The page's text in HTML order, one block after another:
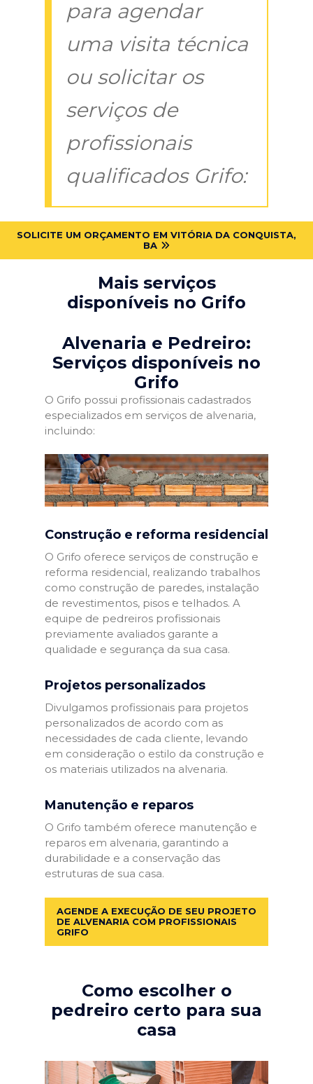
para agendar
uma visita técnica
ou solicitar os
serviços de
profissionais
qualificados Grifo:
SOLICITE UM ORÇAMENTO EM VITÓRIA DA CONQUISTA,
BA
Mais serviços
disponíveis no Grifo
Alvenaria e Pedreiro:
Serviços disponíveis no
Grifo
O Grifo possui profissionais cadastrados
especializados em serviços de alvenaria,
incluindo:
Construção e reforma residencial
O Grifo oferece serviços de construção e
reforma residencial, realizando trabalhos
como construção de paredes, instalação
de revestimentos, pisos e telhados. A
equipe de pedreiros profissionais
previamente avaliados garante a
qualidade e segurança da sua casa.
Projetos personalizados
Divulgamos profissionais para projetos
personalizados de acordo com as
necessidades de cada cliente, levando
em consideração o estilo da construção e
os materiais utilizados na alvenaria.
Manutenção e reparos
O Grifo também oferece manutenção e
reparos em alvenaria, garantindo a
durabilidade e a conservação das
estruturas de sua casa.
AGENDE A EXECUÇÃO DE SEU PROJETO
DE ALVENARIA COM PROFISSIONAIS
GRIFO
Como escolher o
pedreiro certo para sua
casa